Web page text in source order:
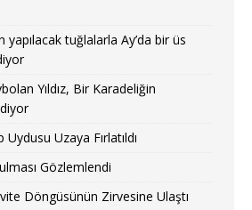
yapılacak tuğlalarla Ay’da bir üs
Yıldız, Bir Karadeliğin
Uydusu Uzaya Fırlatıldı
Gözlemlendi
Döngüsünün Zirvesine Ulaştı